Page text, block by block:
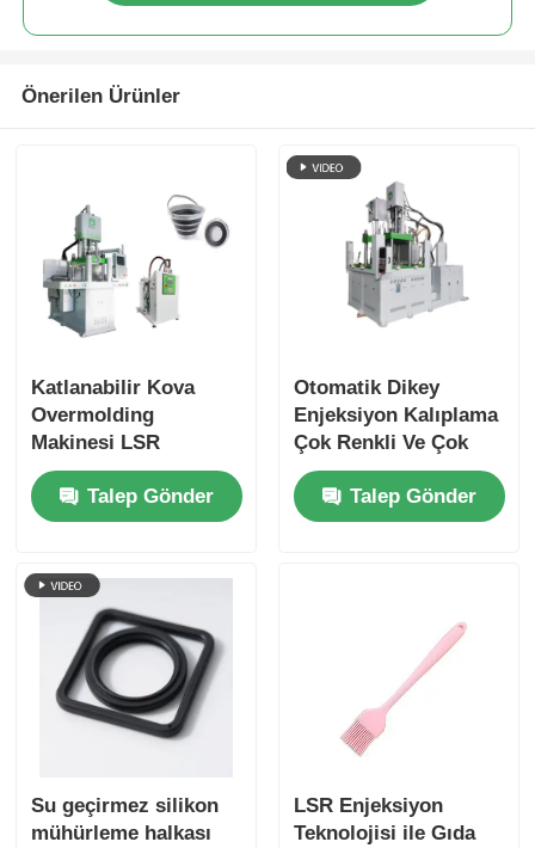
Önerilen Ürünler
Katlanabilir Kova
Overmolding
Makinesi LSR
Taşınabilir Ev Tipi
Silikon Su Kovası
Makinesi
Talep Gönder
Otomatik Dikey
Enjeksiyon Kalıplama
Çok Renkli Ve Çok
Malzemeli Makine
Talep Gönder
Su geçirmez silikon
mühürleme halkası
LSR Enjeksiyon
Teknolojisi ile Gıda